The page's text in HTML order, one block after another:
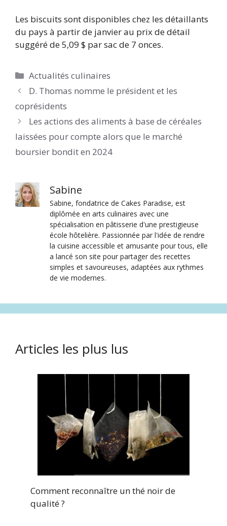
Les biscuits sont disponibles chez les détaillants
du pays à partir de janvier au prix de détail
suggéré de 5,09 $ par sac de 7 onces.
Catégories
Actualités culinaires
D. Thomas nomme le président et les
coprésidents
Les actions des aliments à base de céréales
laissées pour compte alors que le marché
boursier bondit en 2024
Sabine
Sabine, fondatrice de Cakes Paradise, est
diplômée en arts culinaires avec une
spécialisation en pâtisserie d'une prestigieuse
école hôtelière. Passionnée par l'idée de rendre
la cuisine accessible et amusante pour tous, elle
a lancé son site pour partager des recettes
simples et savoureuses, adaptées aux rythmes
de vie modernes.
Articles les plus lus
Comment reconnaître un thé noir de
qualité ?